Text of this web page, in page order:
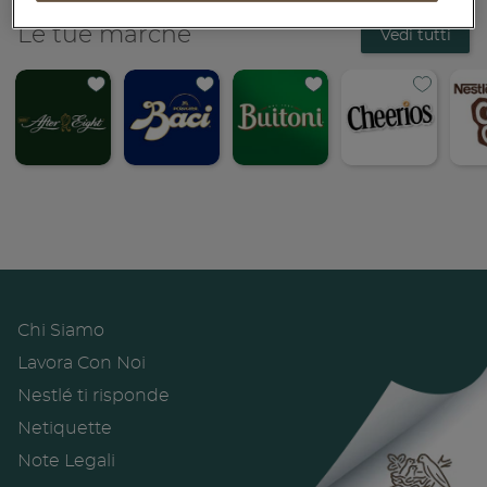
Piatti unici
Dolci
Bevande
Vegetariane
Senza glutine
Le tue marche Vedi tutti
Footer
menu
Chi Siamo
Lavora Con Noi
Nestlé ti risponde
Netiquette
Note Legali